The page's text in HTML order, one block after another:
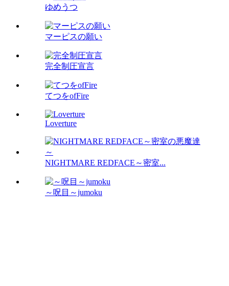
ゆめうつ
マーピスの願い
完全制圧宣言
てつをofFire
Loverture
NIGHTMARE REDFACE～密室...
～呪目～jumoku